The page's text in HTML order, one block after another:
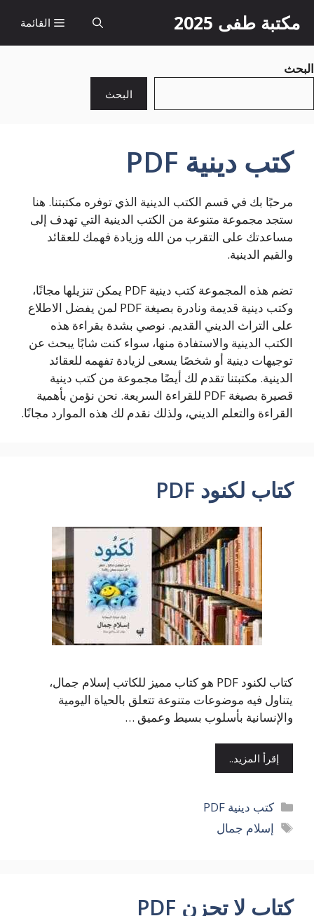
إلى
المحتوى
مكتبة طفى 2025 القائمة
البحث
البحث
كتب دينية PDF
مرحبًا بك في قسم الكتب الدينية الذي توفره مكتبتنا. هنا
ستجد مجموعة متنوعة من الكتب الدينية التي تهدف إلى
مساعدتك على التقرب من الله وزيادة فهمك للعقائد
والقيم الدينية.
تضم هذه المجموعة كتب دينية PDF يمكن تنزيلها مجانًا،
وكتب دينية قديمة ونادرة بصيغة PDF لمن يفضل الاطلاع
على التراث الديني القديم. نوصي بشدة بقراءة هذه
الكتب الدينية والاستفادة منها، سواء كنت شابًا يبحث عن
توجيهات دينية أو شخصًا يسعى لزيادة تفهمه للعقائد
الدينية. مكتبتنا تقدم لك أيضًا مجموعة من كتب دينية
قصيرة بصيغة PDF للقراءة السريعة. نحن نؤمن بأهمية
القراءة والتعلم الديني، ولذلك نقدم لك هذه الموارد مجانًا.
كتاب لكنود PDF
كتاب لكنود PDF هو كتاب مميز للكاتب إسلام جمال،
يتناول فيه موضوعات متنوعة تتعلق بالحياة اليومية
والإنسانية بأسلوب بسيط وعميق …
إقرأ المزيد..
التصنيفات
كتب دينية PDF
الوسوم
إسلام جمال
كتاب لا تحزن PDF